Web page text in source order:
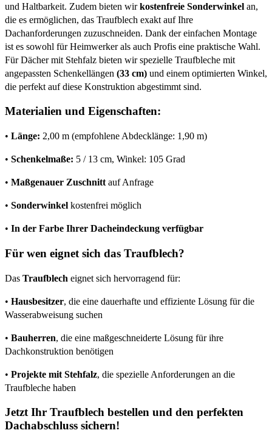
und Haltbarkeit. Zudem bieten wirkostenfreie Sonderwinkel an,
die es ermöglichen, das Traufblech exakt auf Ihre
Dachanforderungen zuzuschneiden. Dank der einfachen Montage
ist es sowohl für Heimwerker als auch Profis eine praktische Wahl.
Für Dächer mit Stehfalz bieten wir spezielle Traufbleche mit
angepassten Schenkellängen (33 cm) und einem optimierten Winkel,
die perfekt auf diese Konstruktion abgestimmt sind.
Materialien und Eigenschaften:
• Länge: 2,00 m (empfohlene Abdecklänge: 1,90 m)
• Schenkelmaße: 5 / 13 cm, Winkel: 105 Grad
• Maßgenauer Zuschnitt auf Anfrage
• Sonderwinkel kostenfrei möglich
• In der Farbe Ihrer Dacheindeckung verfügbar
Für wen eignet sich das Traufblech?
Das Traufblech eignet sich hervorragend für:
• Hausbesitzer, die eine dauerhafte und effiziente Lösung für die
Wasserabweisung suchen
• Bauherren, die eine maßgeschneiderte Lösung für ihre
Dachkonstruktion benötigen
• Projekte mit Stehfalz, die spezielle Anforderungen an die
Traufbleche haben
Jetzt Ihr Traufblech bestellen und den perfekten
Dachabschluss sichern!